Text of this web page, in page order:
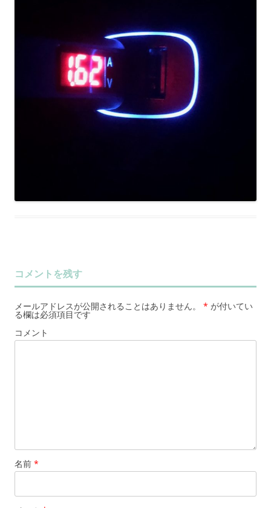
コメントを残す
メールアドレスが公開されることはありません。 * が付いてい
る欄は必須項目です
コメント
名前 *